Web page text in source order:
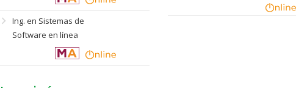
chevron_right
Ing. en Sistemas de
Software en línea